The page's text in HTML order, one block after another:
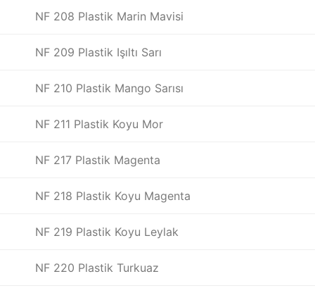
NF 208 Plastik Marin Mavisi
NF 209 Plastik Işıltı Sarı
NF 210 Plastik Mango Sarısı
NF 211 Plastik Koyu Mor
NF 217 Plastik Magenta
NF 218 Plastik Koyu Magenta
NF 219 Plastik Koyu Leylak
NF 220 Plastik Turkuaz